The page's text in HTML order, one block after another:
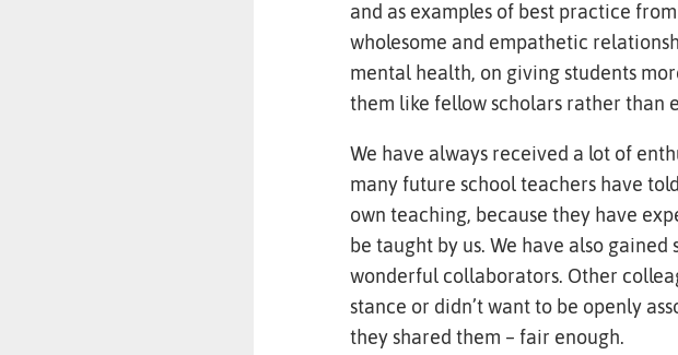
and as examples of best practice
wholesome and empathetic
mental health, on giving students
them like fellow scholars rather than
We have always received a lot of
many future school teachers have
own teaching, because they have
be taught by us. We have also
wonderful collaborators. Other
stance or didn’t want to be openly
they shared them – fair enough.